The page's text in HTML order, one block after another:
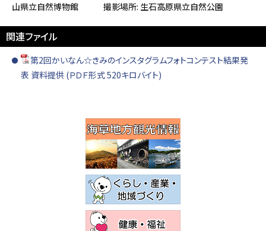
山県立自然博物館 撮影場所: 生石高原県立自然公園
関連ファイル
第2回かいなん☆きみのインスタグラムフォトコンテスト結果発
表 資料提供 (ＰＤＦ形式 520キロバイト)